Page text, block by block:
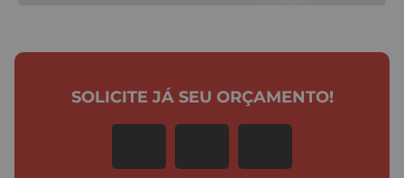
SOLICITE JÁ SEU ORÇAMENTO!